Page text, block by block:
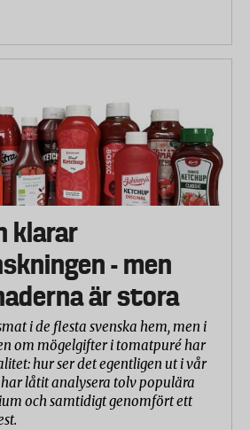
klarar
- men
är stora
i de flesta svenska hem, men i
om mögelgifter i tomatpuré har
hur ser det egentligen ut i vår
låtit analysera tolv populära
och samtidigt genomfört ett